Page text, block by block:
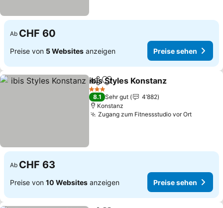
Ab CHF 60
Preise von 5 Websites anzeigen Preise sehen
TeilenZu Favoriten hinzufügen
ibis Styles Konstanz
3 Sterne
8.1 Sehr gut
4’882
Konstanz
Zugang zum Fitnessstudio vor Ort
Ab CHF 63
Preise von 10 Websites anzeigen Preise sehen